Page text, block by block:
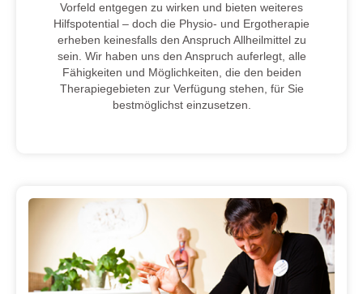
Vorfeld entgegen zu wirken und bieten weiteres
Hilfspotential – doch die Physio- und Ergotherapie
erheben keinesfalls den Anspruch Allheilmittel zu
sein. Wir haben uns den Anspruch auferlegt, alle
Fähigkeiten und Möglichkeiten, die den beiden
Therapiegebieten zur Verfügung stehen, für Sie
bestmöglichst einzusetzen.